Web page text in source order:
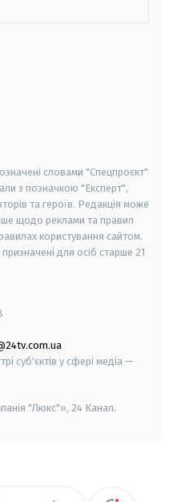
словами "Спецпроєкт"
з позначкою "Експерт",
та героїв. Редакція може
щодо реклами та правил
користування сайтом.
для осіб старше 21
суб'єктів у сфері медіа —
"Люкс"», 24 Канал.